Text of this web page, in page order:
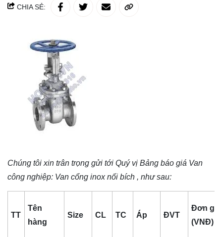
CHIA SẺ:
Chúng tôi xin trân trọng gửi tới Quý vị Bảng báo giá Van
công nghiệp: Van cổng inox nối bích , như sau:
TT
Tên
hàng
Size CL TC Áp ĐVT
Đơn giá
(VNĐ)